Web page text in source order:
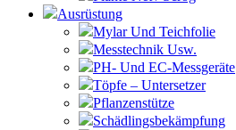
Ausrüstung
Mylar Und Teichfolie
Messtechnik Usw.
PH- Und EC-Messgeräte
Töpfe – Untersetzer
Pflanzenstütze
Schädlingsbekämpfung